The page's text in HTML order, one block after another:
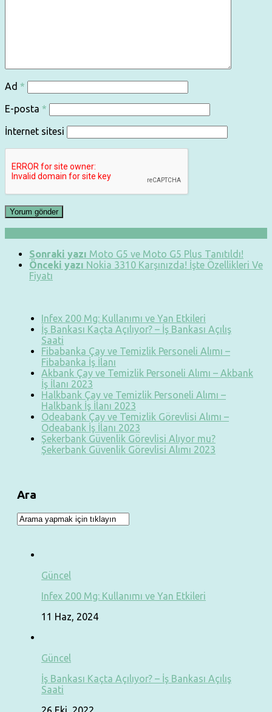
Ad *
E-posta *
İnternet sitesi
Sonraki yazı Moto G5 ve Moto G5 Plus Tanıtıldı!
Önceki yazı Nokia 3310 Karşınızda! İşte Özellikleri Ve
Fiyatı
Infex 200 Mg: Kullanımı ve Yan Etkileri
İş Bankası Kaçta Açılıyor? – İş Bankası Açılış
Saati
Fibabanka Çay ve Temizlik Personeli Alımı –
Fibabanka İş İlanı
Akbank Çay ve Temizlik Personeli Alımı – Akbank
İş İlanı 2023
Halkbank Çay ve Temizlik Personeli Alımı –
Halkbank İş İlanı 2023
Odeabank Çay ve Temizlik Görevlisi Alımı –
Odeabank İş İlanı 2023
Şekerbank Güvenlik Görevlisi Alıyor mu?
Şekerbank Güvenlik Görevlisi Alımı 2023
Ara
Güncel
Infex 200 Mg: Kullanımı ve Yan Etkileri
11 Haz, 2024
Güncel
İş Bankası Kaçta Açılıyor? – İş Bankası Açılış
Saati